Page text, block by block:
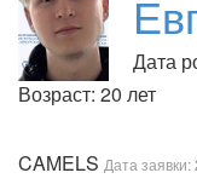
Дата
Возраст: 20 лет
CAMELS Дата заявки: